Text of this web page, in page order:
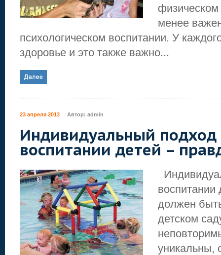
физическом
менее
психологическом воспитании. У
здоровье и это также важно...
23 апреля 2013 Автор: admin
Индивидуальный подход
воспитании детей –
воспитании
должен
детском
уникальны,